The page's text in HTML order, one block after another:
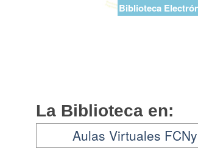
Biblioteca
La Biblioteca en:
Aulas Virtuales